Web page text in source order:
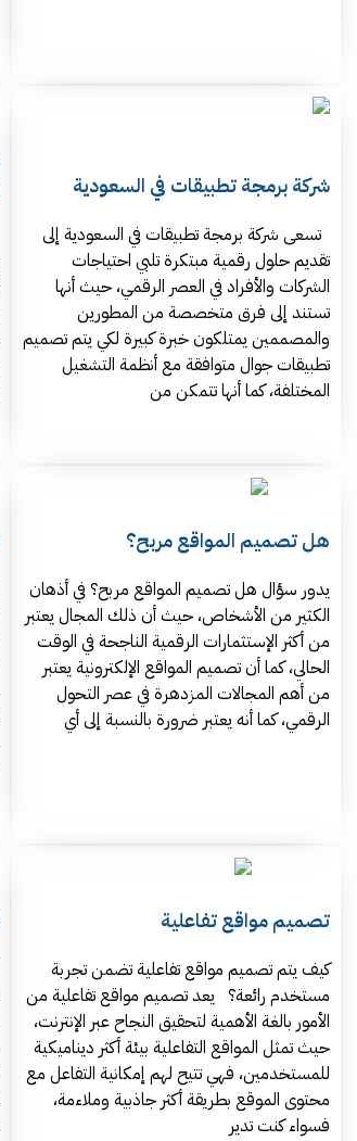
شركة برمجة تطبيقات في السعودية
تسعى شركة برمجة تطبيقات في السعودية إلى
تقديم حلول رقمية مبتكرة تلبي احتياجات
الشركات والأفراد في العصر الرقمي، حيث أنها
تستند إلى فرق متخصصة من المطورين
والمصممين يمتلكون خبرة كبيرة لكي يتم تصميم
تطبيقات جوال متوافقة مع أنظمة التشغيل
المختلفة، كما أنها تتمكن من
هل تصميم المواقع مربح؟
يدور سؤال هل تصميم المواقع مربح؟ في أذهان
الكثير من الأشخاص، حيث أن ذلك المجال يعتبر
من أكثر الإستثمارات الرقمية الناجحة في الوقت
الحالي، كما أن تصميم المواقع الإلكترونية يعتبر
من أهم المجالات المزدهرة في عصر التحول
الرقمي، كما أنه يعتبر ضرورة بالنسبة إلى أي
تصميم مواقع تفاعلية
كيف يتم تصميم مواقع تفاعلية تضمن تجربة
مستخدم رائعة؟ يعد تصميم مواقع تفاعلية من
الأمور بالغة الأهمية لتحقيق النجاح عبر الإنترنت،
حيث تمثل المواقع التفاعلية بيئة أكثر ديناميكية
للمستخدمين، فهي تتيح لهم إمكانية التفاعل مع
محتوى الموقع بطريقة أكثر جاذبية وملاءمة،
فسواء كنت تدير